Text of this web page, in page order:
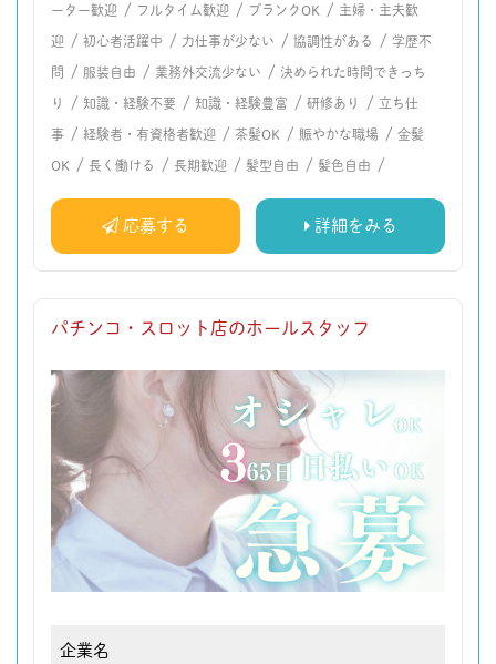
ーター歓迎 / フルタイム歓迎 / ブランクOK / 主婦・主夫歓
迎 / 初心者活躍中 / 力仕事が少ない / 協調性がある / 学歴不
問 / 服装自由 / 業務外交流少ない / 決められた時間できっち
り / 知識・経験不要 / 知識・経験豊富 / 研修あり / 立ち仕
事 / 経験者・有資格者歓迎 / 茶髪OK / 賑やかな職場 / 金髪
OK / 長く働ける / 長期歓迎 / 髪型自由 / 髪色自由 /
応募する 詳細をみる
パチンコ・スロット店のホールスタッフ
企業名